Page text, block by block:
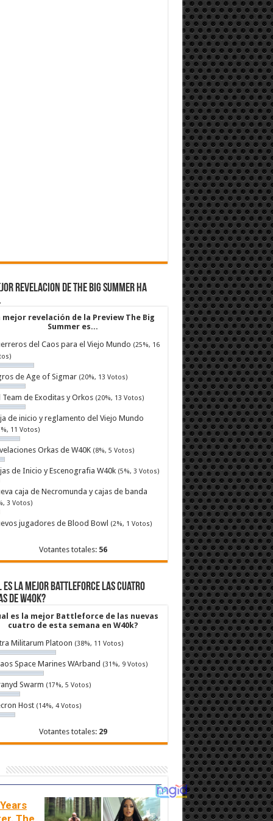
revelacion de The Big Summer ha
mejor revelación de la Preview The Big
Summer es...
del Caos para el Viejo Mundo (25%, 16
de Age of Sigmar (20%, 13 Votos)
Team de Exoditas y Orkos (20%, 13 Votos)
de inicio y reglamento del Viejo Mundo
11 Votos)
Orkas de W40K (8%, 5 Votos)
de Inicio y Escenografia W40k (5%, 3 Votos)
caja de Necromunda y cajas de banda
3 Votos)
jugadores de Blood Bowl (2%, 1 Votos)
Votantes totales: 56
es la mejor Battleforce las cuatro
de W40k?
es la mejor Battleforce de las nuevas
cuatro de esta semana en W40k?
Militarum Platoon (38%, 11 Votos)
Space Marines WArband (31%, 9 Votos)
Swarm (17%, 5 Votos)
Host (14%, 4 Votos)
Votantes totales: 29
The